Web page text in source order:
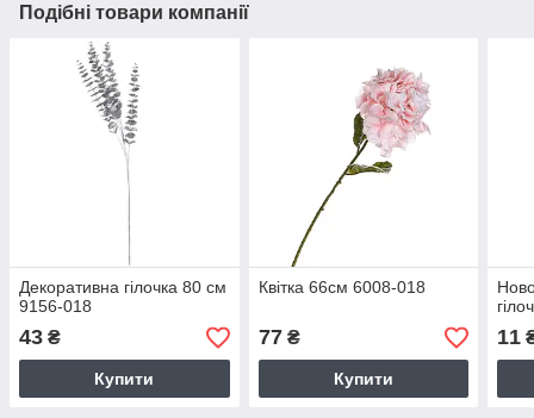
Подібні товари компанії
Декоративна гілочка 80 см
9156-018
43 ₴
Купити
Квітка 66см 6008-018
77₴
Купити
11